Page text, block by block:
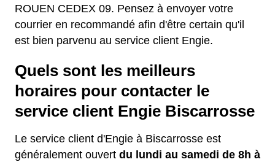
ROUEN CEDEX 09. Pensez à envoyer votre
courrier en recommandé afin d'être certain qu'il
est bien parvenu au service client Engie.
Quels sont les meilleurs
horaires pour contacter le
service client Engie Biscarrosse
Le service client d'Engie à Biscarrosse est
généralement ouvert du lundi au samedi de 8h à